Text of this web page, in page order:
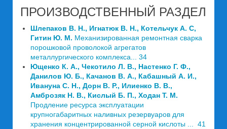
ПРОИЗВОДСТВЕННЫЙ РАЗДЕЛ
Шлепаков В. Н., Игнатюк В. Н., Котельчук А. С,
Гитин Ю. М. Механизированная ремонтная сварка
порошковой проволокой агрегатов
металлургического комплекса... 34
Ющенко К. А., Чекотило Л. В., Настенко Г. Ф.,
Данилов Ю. Б., Качанов В. А., Кабашный А. И.,
Ивануна С. Н., Дорн В. Р., Илиенко В. В.,
Амброзяк Н. В., Кислый Б. П., Ходан Т. М.
Продление ресурса эксплуатации
крупногабаритных наливных резервуаров для
хранения концентрированной серной кислоты ... 41